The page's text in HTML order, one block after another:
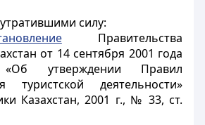
силу:
Правительства
от 14 сентября 2001 года
утверждении Правил
туристской деятельности»
Казахстан, 2001 г., № 33, ст.